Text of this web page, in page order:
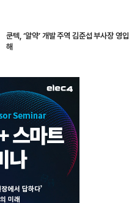
쿤텍, ‘알약’ 개발 주역 김준섭 부사장 영입
해